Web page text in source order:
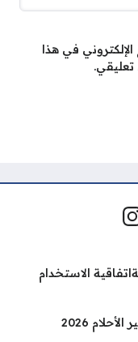
في هذا
تعليقي.
اتفاقية الاستخدام
2026